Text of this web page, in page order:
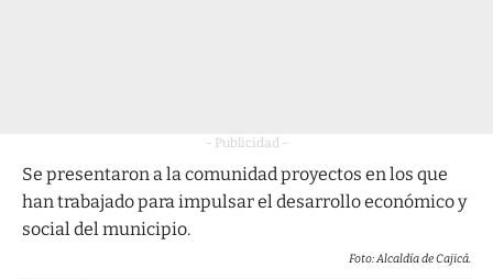
- Publicidad -
Se presentaron a la comunidad proyectos en los que
han trabajado para impulsar el desarrollo económico y
social del municipio.
Foto: Alcaldía de Cajicá.